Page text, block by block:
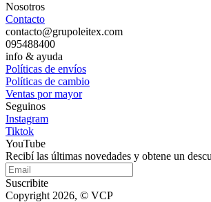
Nosotros
Contacto
contacto@grupoleitex.com
095488400
info & ayuda
Políticas de envíos
Políticas de cambio
Ventas por mayor
Seguinos
Instagram
Tiktok
YouTube
Recibí las últimas novedades y obtene un
Suscribite
Copyright 2026, © VCP